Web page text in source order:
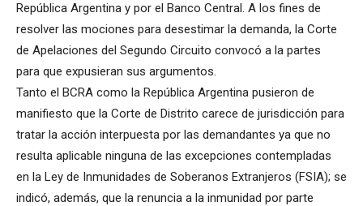
República Argentina y por el Banco Central. A los fines de
resolver las mociones para desestimar la demanda, la Corte
de Apelaciones del Segundo Circuito convocó a la partes
para que expusieran sus argumentos.
Tanto el BCRA como la República Argentina pusieron de
manifiesto que la Corte de Distrito carece de jurisdicción para
tratar la acción interpuesta por las demandantes ya que no
resulta aplicable ninguna de las excepciones contempladas
en la Ley de Inmunidades de Soberanos Extranjeros (FSIA); se
indicó, además, que la renuncia a la inmunidad por parte